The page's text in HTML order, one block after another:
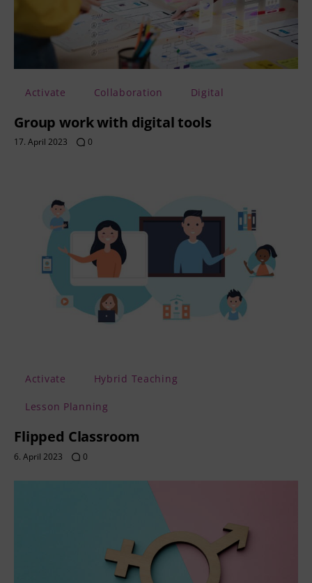
Activate Collaboration Digital
Group work with digital tools
17. April 2023 0
Activate Hybrid Teaching
Lesson Planning
Flipped Classroom
6. April 2023 0